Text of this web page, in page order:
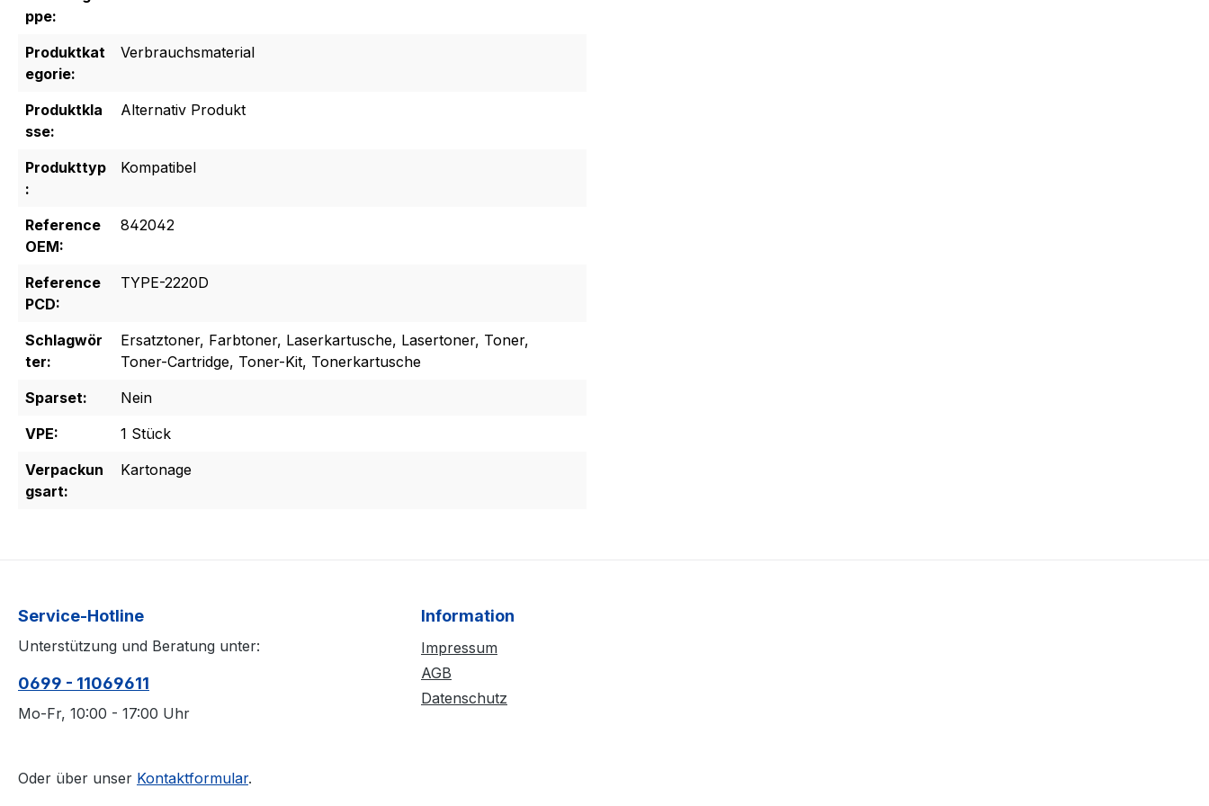
ppe:
Produktkat
egorie:
Verbrauchsmaterial
Produktkla
sse:
Alternativ Produkt
Produkttyp
:
Kompatibel
Reference
OEM:
842042
Reference
PCD:
TYPE-2220D
Schlagwör
ter:
Ersatztoner, Farbtoner, Laserkartusche, Lasertoner, Toner,
Toner-Cartridge, Toner-Kit, Tonerkartusche
Sparset:
Nein
VPE:
1 Stück
Verpackun
gsart:
Kartonage
Service-Hotline
Unterstützung und Beratung unter:
0699 - 11069611
Mo-Fr, 10:00 - 17:00 Uhr
Oder über unser Kontaktformular.
Information
Impressum
AGB
Datenschutz